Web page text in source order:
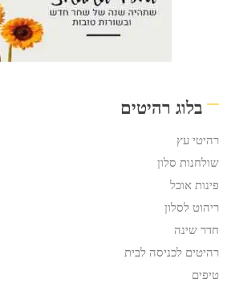
בלוג רהיטים
רהיטי עץ
שולחנות סלון
פינות אוכל
ריהוט לסלון
חדר שינה
רהיטים לכניסה לבית
טיפים